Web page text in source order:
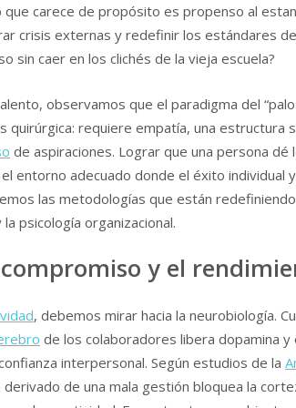
carece de propósito es propenso al
crisis externas y redefinir los estándares
sin caer en los clichés de la vieja escuela?
observamos que el paradigma del “palo
quirúrgica: requiere empatía, una estructura
de aspiraciones. Lograr que una persona dé
entorno adecuado donde el éxito individual
las metodologías que están
psicología organizacional.
y el
, debemos mirar hacia la neurobiología.
de los colaboradores libera dopamina
interpersonal. Según estudios de la
de una mala gestión bloquea la